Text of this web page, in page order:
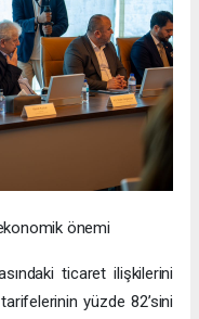
önemi
ticaret ilişkilerini
yüzde 82’sini